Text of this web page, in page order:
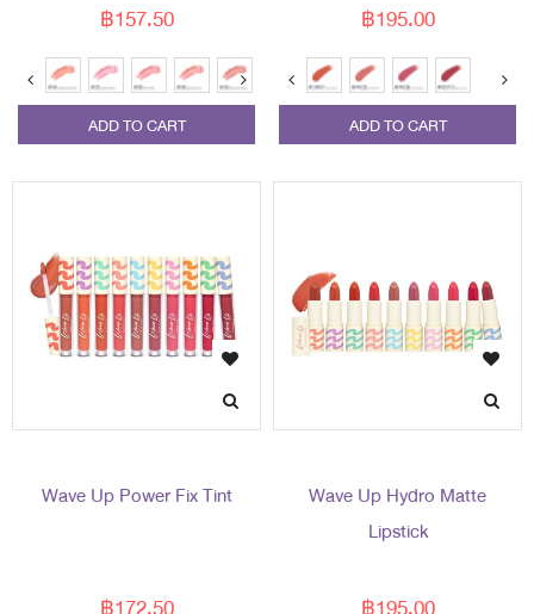
฿157.50
ADD TO CART
฿195.00
ADD TO CART
Wave Up Power Fix Tint
Wave Up Hydro Matte
Lipstick